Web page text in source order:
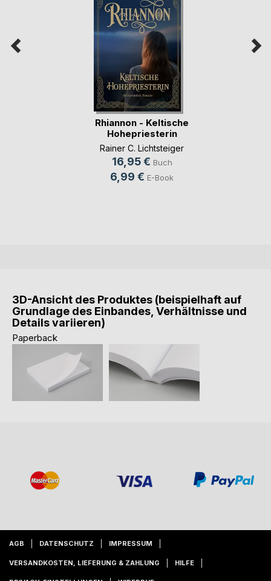
Rhiannon - Keltische
Hohepriesterin
Rainer C. Lichtsteiger
16,95 € Buch
6,99 € E-Book
3D-Ansicht des Produktes (beispielhaft auf
Grundlage des Einbandes, Verhältnisse und
Details variieren)
Paperback
AGB DATENSCHUTZ IMPRESSUM
VERSANDKOSTEN, LIEFERUNG & ZAHLUNG HILFE